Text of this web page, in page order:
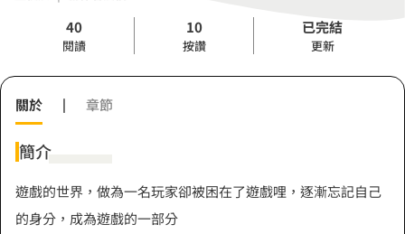
40
閱讀
10
按讚
已完結
更新
關於 | 章節
簡介
遊戲的世界，做為一名玩家卻被困在了遊戲哩，逐漸忘記自己
的身分，成為遊戲的一部分